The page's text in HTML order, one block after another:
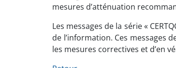
mesures d’atténuation
Les messages de la série «
de l’information. Ces messages
les mesures correctives et d’en